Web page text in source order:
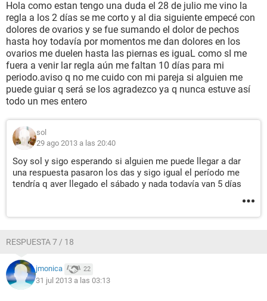
Hola como estan tengo una duda el 28 de julio me vino la
regla a los 2 días se me corto y al dia siguiente empecé con
dolores de ovarios y se fue sumando el dolor de pechos
hasta hoy todavía por momentos me dan dolores en los
ovarios me duelen hasta las piernas es iguaL como sI me
fuera a venir lar regla aún me faltan 10 días para mi
periodo.aviso q no me cuido con mi pareja si alguien me
puede guiar q será se los agradezco ya q nunca estuve así
todo un mes entero
sol
29 ago 2013 a las 20:40
Soy sol y sigo esperando si alguien me puede llegar a dar
una respuesta pasaron los das y sigo igual el período me
tendría q aver llegado el sábado y nada todavía van 5 días
RESPUESTA 7 / 18
jmonica 22
31 jul 2013 a las 03:13